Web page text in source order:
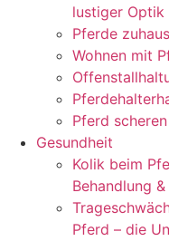
lustiger Optik
Pferde
Wohnen mit
Pferd scheren
Gesundheit
Kolik beim
Behandlung
Pferd – die